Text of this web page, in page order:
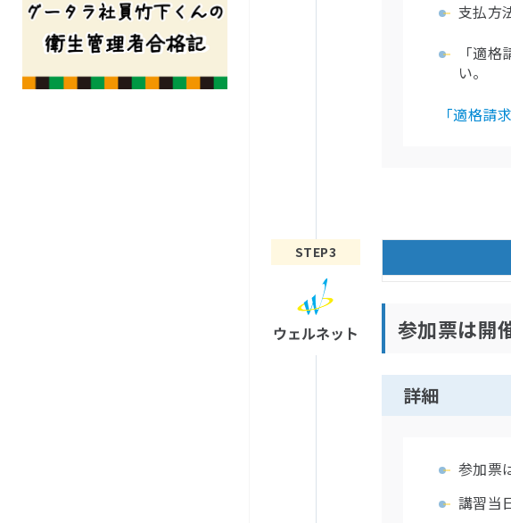
支払方
「適
い。
「適格請
参加票は開
詳細
参加票
講習当